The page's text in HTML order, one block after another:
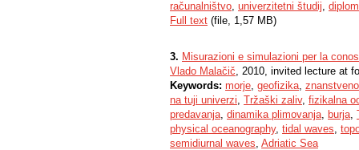
računalništvo, univerzitetni študij,
Full text (file, 1,57 MB)
3. Misurazioni e simulazioni per la
Vlado Malačič, 2010, invited lecture at
Keywords: morje, geofizika,
na tuji univerzi, Tržaški zaliv, fizikalna
predavanja, dinamika plimovanja, burja,
physical oceanography, tidal waves,
semidiurnal waves, Adriatic Sea